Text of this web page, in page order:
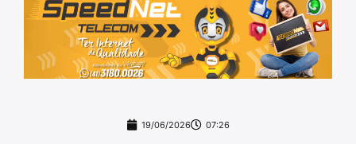
19/06/2026 07:26